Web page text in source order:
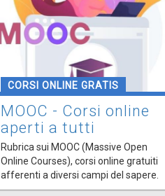
CORSI ONLINE GRATIS
MOOC - Corsi online
aperti a tutti
Rubrica sui MOOC (Massive Open
Online Courses), corsi online gratuiti
afferenti a diversi campi del sapere.